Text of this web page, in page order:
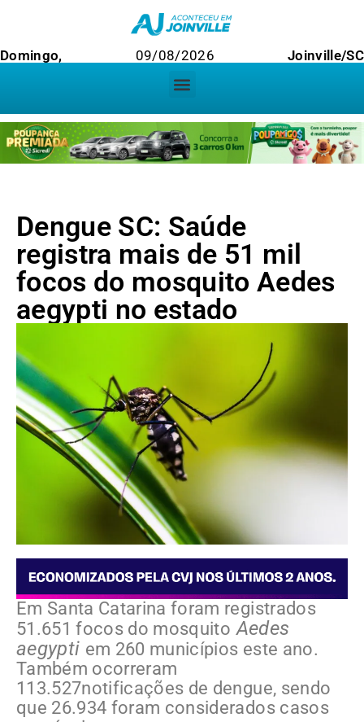
Domingo, 09/08/2026 Joinville/SC
Dengue SC: Saúde
registra mais de 51 mil
focos do mosquito Aedes
aegypti no estado
Em Santa Catarina foram registrados
51.651 focos do mosquito Aedes
aegypti em 260 municípios este ano.
Também ocorreram
113.527notificações de dengue, sendo
que 26.934 foram considerados casos